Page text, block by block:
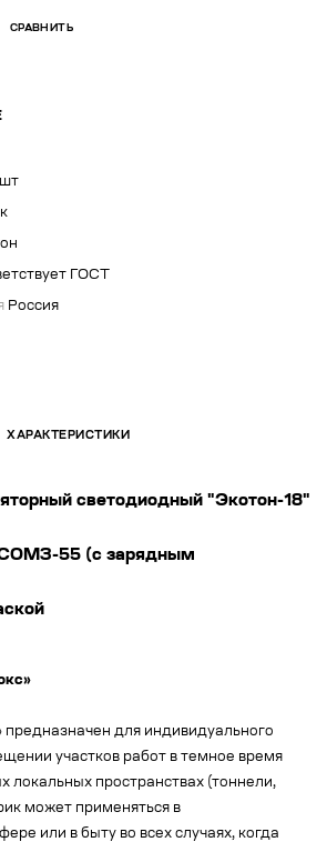
СРАВНИТЬ
шт
ГОСТ
Россия
ХАРАКТЕРИСТИКИ
светодиодный "Экотон-18"
55 (с зарядным
предназначен для индивидуального
участков работ в темное время
локальных пространствах (тоннели,
может применяться в
или в быту во всех случаях, когда